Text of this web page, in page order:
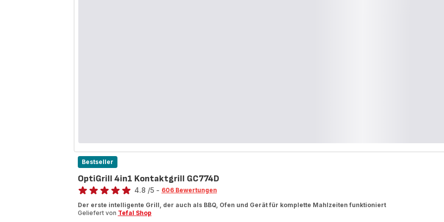
Bestseller
OptiGrill 4in1 Kontaktgrill GC774D
Bewertung
4.8 /5 - 606 Bewertungen
Der erste intelligente Grill, der auch als BBQ, Ofen und Gerät für komplette Mahlzeiten funktioniert
Geliefert von Tefal Shop